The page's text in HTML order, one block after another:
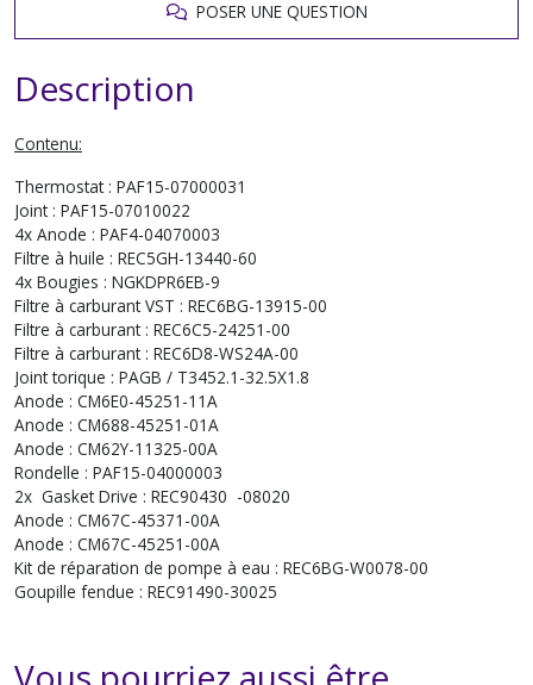
POSER UNE QUESTION
Description
Contenu:
Thermostat : PAF15-07000031
Joint : PAF15-07010022
4x Anode : PAF4-04070003
Filtre à huile : REC5GH-13440-60
4x Bougies : NGKDPR6EB-9
Filtre à carburant VST : REC6BG-13915-00
Filtre à carburant : REC6C5-24251-00
Filtre à carburant : REC6D8-WS24A-00
Joint torique : PAGB / T3452.1-32.5X1.8
Anode : CM6E0-45251-11A
Anode : CM688-45251-01A
Anode : CM62Y-11325-00A
Rondelle : PAF15-04000003
2x Gasket Drive : REC90430 -08020
Anode : CM67C-45371-00A
Anode : CM67C-45251-00A
Kit de réparation de pompe à eau : REC6BG-W0078-00
Goupille fendue : REC91490-30025